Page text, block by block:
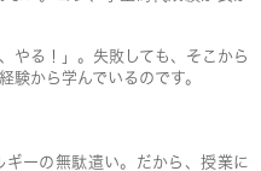
やる！」。失敗しても、そこから
験から学んでいるのです。
ーの無駄遣い。だから、授業に